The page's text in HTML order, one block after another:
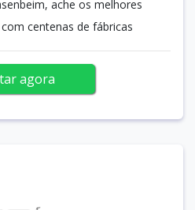
ache os melhores
centenas de fábricas
agora